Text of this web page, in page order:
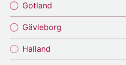
Gotland
Gävleborg
Halland